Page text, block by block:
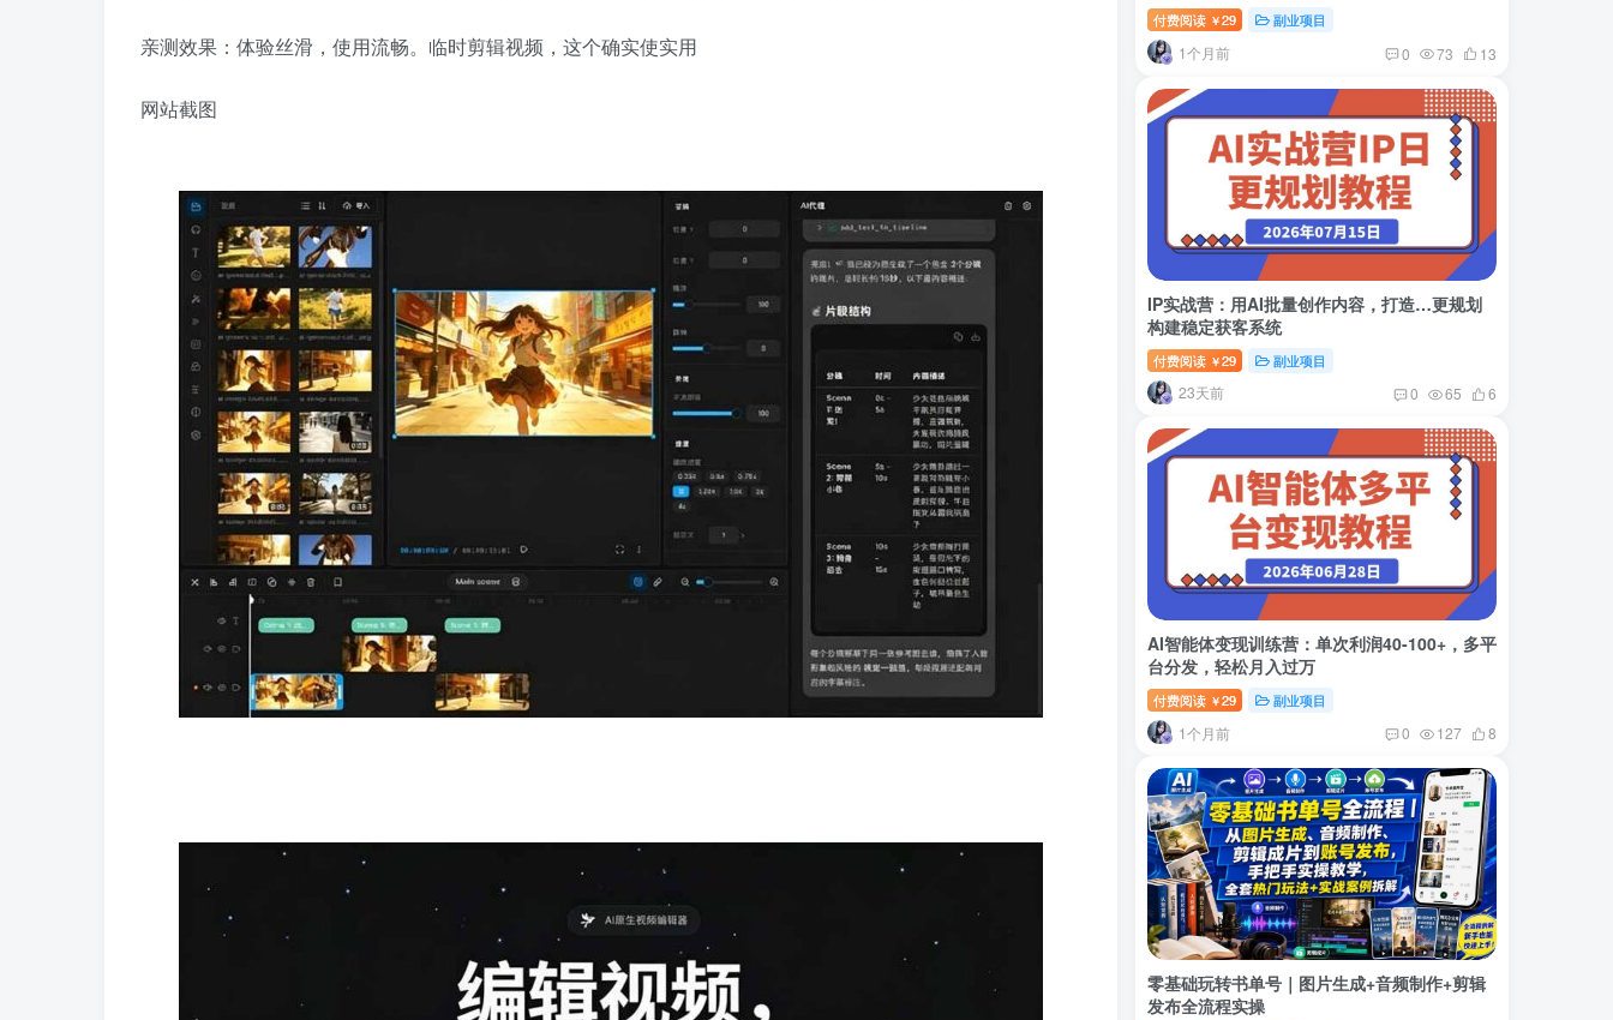
亲测效果：体验丝滑，使用流畅。临时剪辑视频，这个确实使实用
网站截图
付费阅读 ￥29 副业项目
1个月前 0 73 13
IP实战营：用AI批量创作内容，打造…更规划
构建稳定获客系统
付费阅读 ￥29 副业项目
23天前 0 65 6
AI智能体变现训练营：单次利润40-100+，多平
台分发，轻松月入过万
付费阅读 ￥29 副业项目
1个月前 0 127 8
零基础玩转书单号｜图片生成+音频制作+剪辑
发布全流程实操